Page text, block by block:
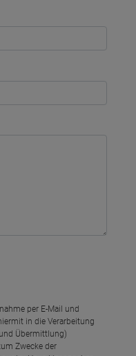
per E-Mail und
in die Verarbeitung
Übermittlung)
Zwecke der